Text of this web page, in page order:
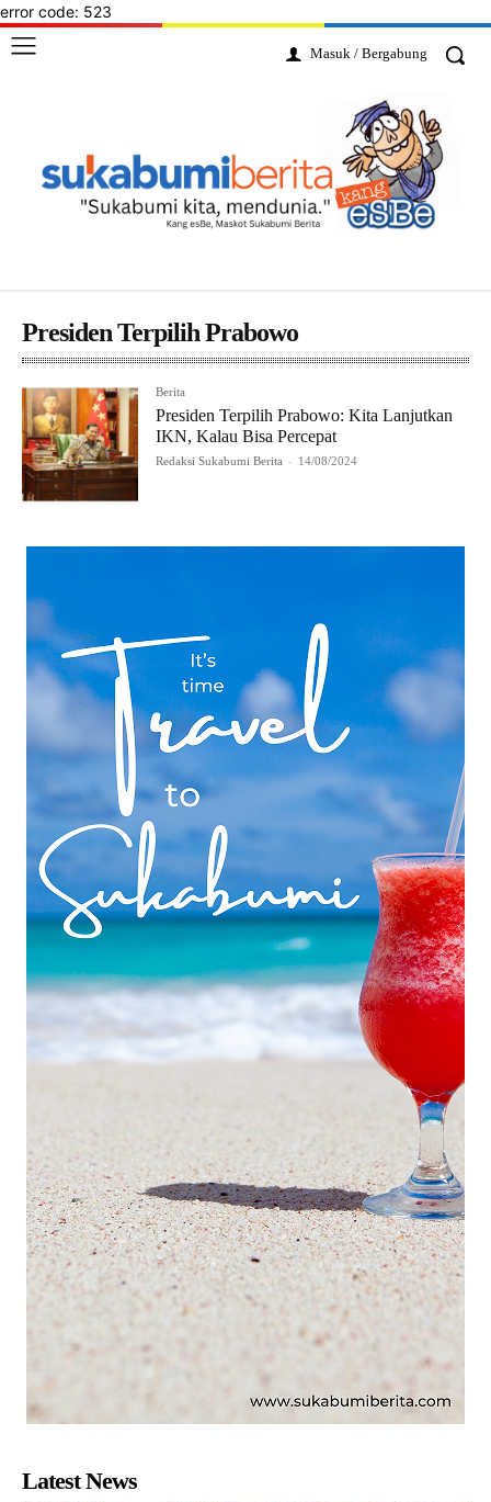
error code: 523
Masuk / Bergabung
Presiden Terpilih Prabowo
Berita
Presiden Terpilih Prabowo: Kita Lanjutkan
IKN, Kalau Bisa Percepat
Redaksi Sukabumi Berita - 14/08/2024
Latest News